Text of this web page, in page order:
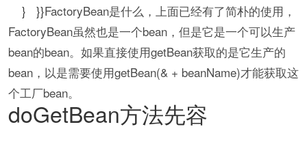
} }}FactoryBean是什么，上面已经有了简朴的使用，
FactoryBean虽然也是一个bean，但是它是一个可以生产
bean的bean。如果直接使用getBean获取的是它生产的
bean，以是需要使用getBean(& + beanName)才能获取这
个工厂bean。
doGetBean方法先容